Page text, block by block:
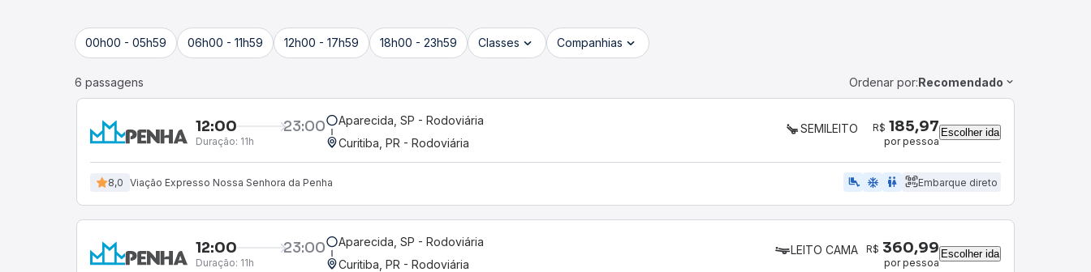
00h00 - 05h59 06h00 - 11h59 12h00 - 17h59 18h00 - 23h59 Classes Companhias
6 passagens Ordenar por:Recomendado
12:00 23:00
Duração: 11h
Aparecida, SP - Rodoviária
Curitiba, PR - Rodoviária
SEMILEITO R$ 185,97
por pessoa
Escolher ida
8,0 Viação Expresso Nossa Senhora da Penha airline_seat_legroom_extra ac_unit WC Embarque direto
12:00 23:00
Duração: 11h
Aparecida, SP - Rodoviária
Curitiba, PR - Rodoviária
LEITO CAMA R$ 360,99
por pessoa
Escolher ida